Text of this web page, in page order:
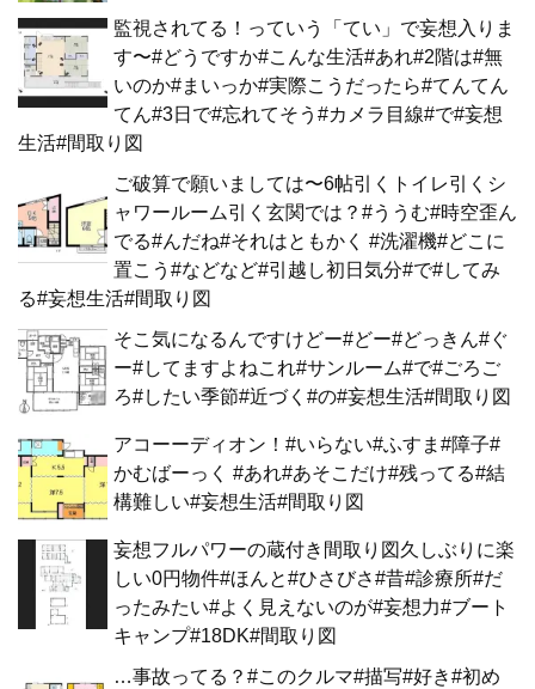
監視されてる！っていう「てい」で妄想入りま
す〜#どうですか#こんな生活#あれ#2階は#無
いのか#まいっか#実際こうだったら#てんてん
てん#3日で#忘れてそう#カメラ目線#で#妄想
生活#間取り図
ご破算で願いましては〜6帖引くトイレ引くシ
ャワールーム引く玄関では？#ううむ#時空歪ん
でる#んだね#それはともかく #洗濯機#どこに
置こう#などなど#引越し初日気分#で#してみ
る#妄想生活#間取り図
そこ気になるんですけどー#どー#どっきん#ぐ
ー#してますよねこれ#サンルーム#で#ごろご
ろ#したい季節#近づく#の#妄想生活#間取り図
アコーーディオン！#いらない#ふすま#障子#
かむばーっく #あれ#あそこだけ#残ってる#結
構難しい#妄想生活#間取り図
妄想フルパワーの蔵付き間取り図久しぶりに楽
しい0円物件#ほんと#ひさびさ#昔#診療所#だ
ったみたい#よく見えないのが#妄想力#ブート
キャンプ#18DK#間取り図
…事故ってる？#このクルマ#描写#好き#初め